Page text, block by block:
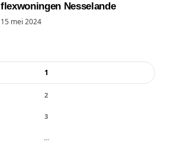
flexwoningen Nesselande
15 mei 2024
1
2
3
...